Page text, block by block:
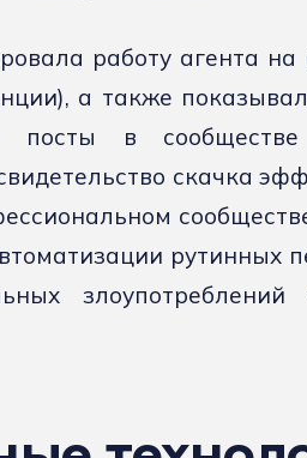
работу агента
а также
в
скачка
рутинных